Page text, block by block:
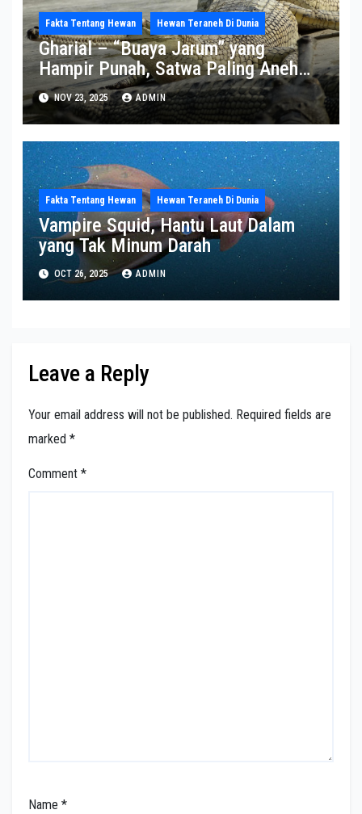
Fakta Tentang Hewan Hewan Teraneh Di Dunia
Gharial – “Buaya Jarum” yang
Hampir Punah, Satwa Paling Aneh
dan Paling Terancam di Sungai India
NOV 23, 2025 ADMIN
Fakta Tentang Hewan Hewan Teraneh Di Dunia
Vampire Squid, Hantu Laut Dalam
yang Tak Minum Darah
OCT 26, 2025 ADMIN
Leave a Reply
Your email address will not be published. Required fields are
marked *
Comment *
Name *